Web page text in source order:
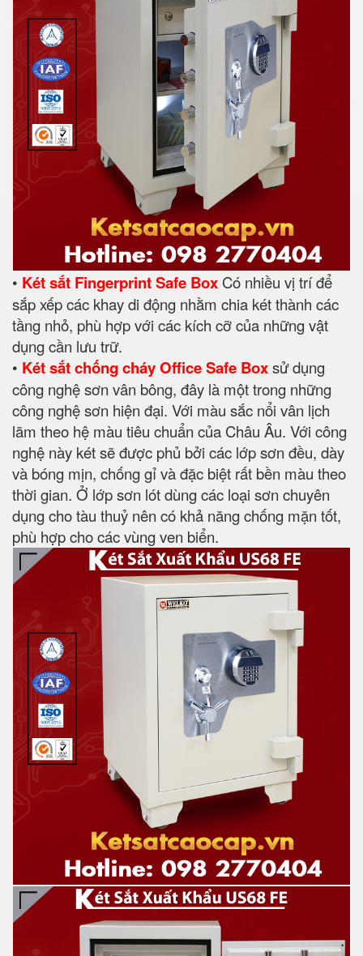
• Két sắt Fingerprint Safe Box Có nhiều vị trí để
sắp xếp các khay di động nhằm chia két thành các
tầng nhỏ, phù hợp với các kích cỡ của những vật
dụng cần lưu trữ.
• Két sắt chống cháy Office Safe Boxsử dụng
công nghệ sơn vân bông, đây là một trong những
công nghệ sơn hiện đại. Với màu sắc nổi vân lịch
lãm theo hệ màu tiêu chuẩn của Châu Âu. Với công
nghệ này két sẽ được phủ bởi các lớp sơn đều, dày
và bóng mịn, chống gỉ và đặc biệt rất bền màu theo
thời gian. Ở lớp sơn lót dùng các loại sơn chuyên
dụng cho tàu thuỷ nên có khả năng chống mặn tốt,
phù hợp cho các vùng ven biển.